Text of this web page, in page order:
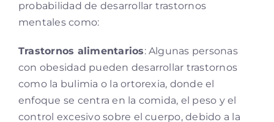
probabilidad de desarrollar trastornos
mentales como:
Trastornos alimentarios: Algunas personas
con obesidad pueden desarrollar trastornos
como la bulimia o la ortorexia, donde el
enfoque se centra en la comida, el peso y el
control excesivo sobre el cuerpo, debido a la